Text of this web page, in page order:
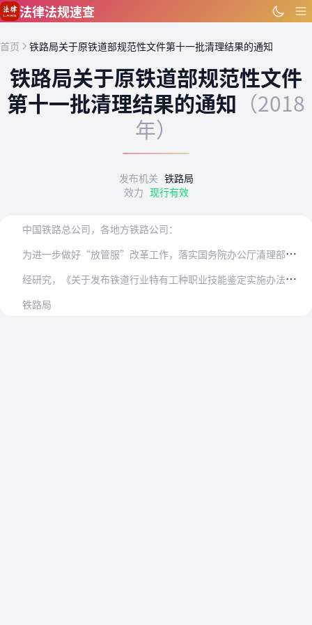
跳到主要内容
法律法规速查
首页 铁路局关于原铁道部规范性文件第十一批清理结果的通知
铁路局关于原铁道部规范性文件
第十一批清理结果的通知 （2018
年）
发布机关 铁路局
效力 现行有效
中国铁路总公司，各地方铁路公司：
为
进一步做好“放管服”改革工作，落实国务院办公厅清理部门规章和文件的要求，根据铁路改革发展实际，按照“先易后难、有序推进，边清理、边出成果、边向社会公开”的原则…
经
研究，《关于发布铁道行业特有工种职业技能鉴定实施办法的通知》（铁劳〔1994〕169号）、《国家铁路劳动用工管理办法》（铁劳〔1997〕94号）、《铁路技师、…
铁路局